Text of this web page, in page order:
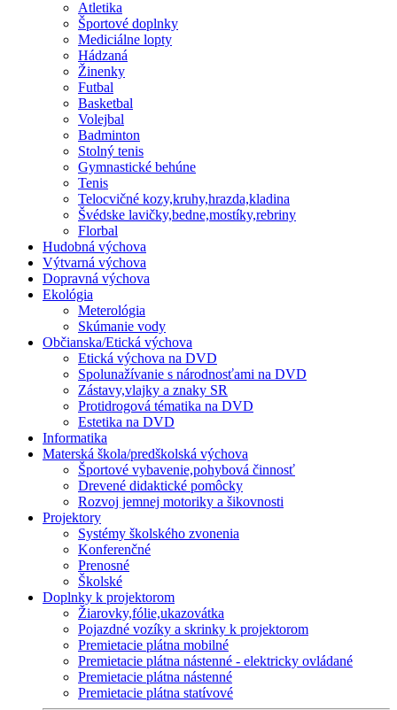
Atletika
Športové doplnky
Mediciálne lopty
Hádzaná
Žinenky
Futbal
Basketbal
Volejbal
Badminton
Stolný tenis
Gymnastické behúne
Tenis
Telocvičné kozy,kruhy,hrazda,kladina
Švédske lavičky,bedne,mostíky,rebriny
Florbal
Hudobná výchova
Výtvarná výchova
Dopravná výchova
Ekológia
Meterológia
Skúmanie vody
Občianska/Etická výchova
Etická výchova na DVD
Spolunažívanie s národnosťami na DVD
Zástavy,vlajky a znaky SR
Protidrogová tématika na DVD
Estetika na DVD
Informatika
Materská škola/predškolská výchova
Športové vybavenie,pohybová činnosť
Drevené didaktické pomôcky
Rozvoj jemnej motoriky a šikovnosti
Projektory
Systémy školského zvonenia
Konferenčné
Prenosné
Školské
Doplnky k projektorom
Žiarovky,fólie,ukazovátka
Pojazdné vozíky a skrinky k projektorom
Premietacie plátna mobilné
Premietacie plátna nástenné - elektricky ovládané
Premietacie plátna nástenné
Premietacie plátna statívové